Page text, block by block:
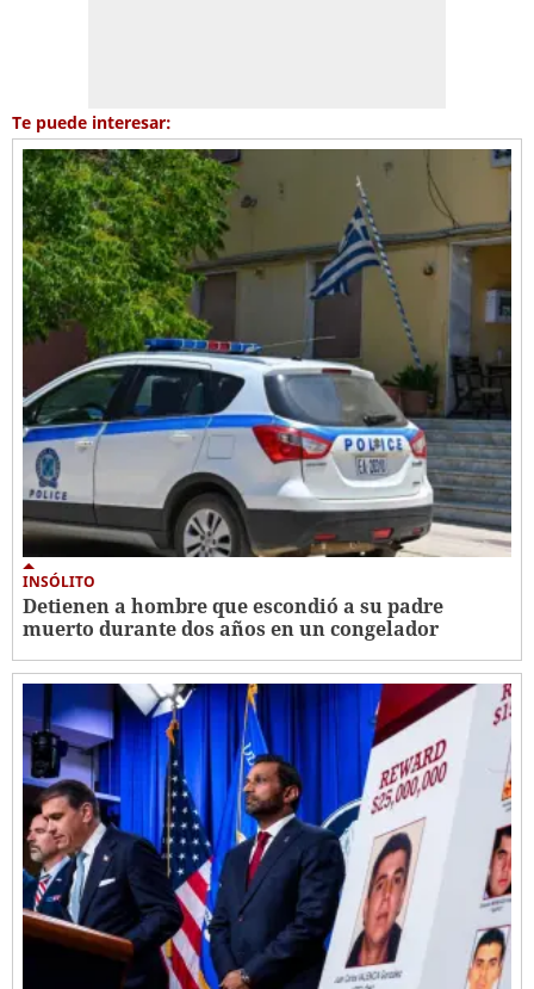
Te puede interesar:
INSÓLITO
Detienen a hombre que escondió a su padre
muerto durante dos años en un congelador